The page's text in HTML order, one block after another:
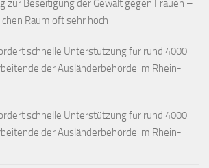
zur Beseitigung der Gewalt gegen Frauen –
Raum oft sehr hoch
schnelle Unterstützung für rund 4000
der Ausländerbehörde im Rhein-
schnelle Unterstützung für rund 4000
der Ausländerbehörde im Rhein-